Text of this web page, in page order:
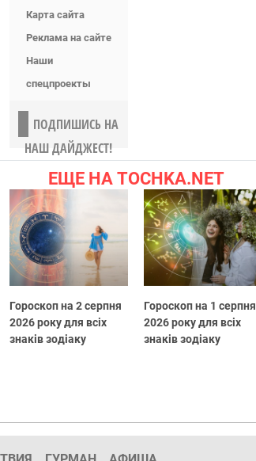
Карта сайта
Реклама на сайте
Наши
спецпроекты
ПОДПИШИСЬ НА
НАШ ДАЙДЖЕСТ!
ЕЩЕ НА TOCHKA.NET
Гороскоп на 2 серпня
2026 року для всіх
знаків зодіаку
Гороскоп на 1 серпня
2026 року для всіх
знаків зодіаку